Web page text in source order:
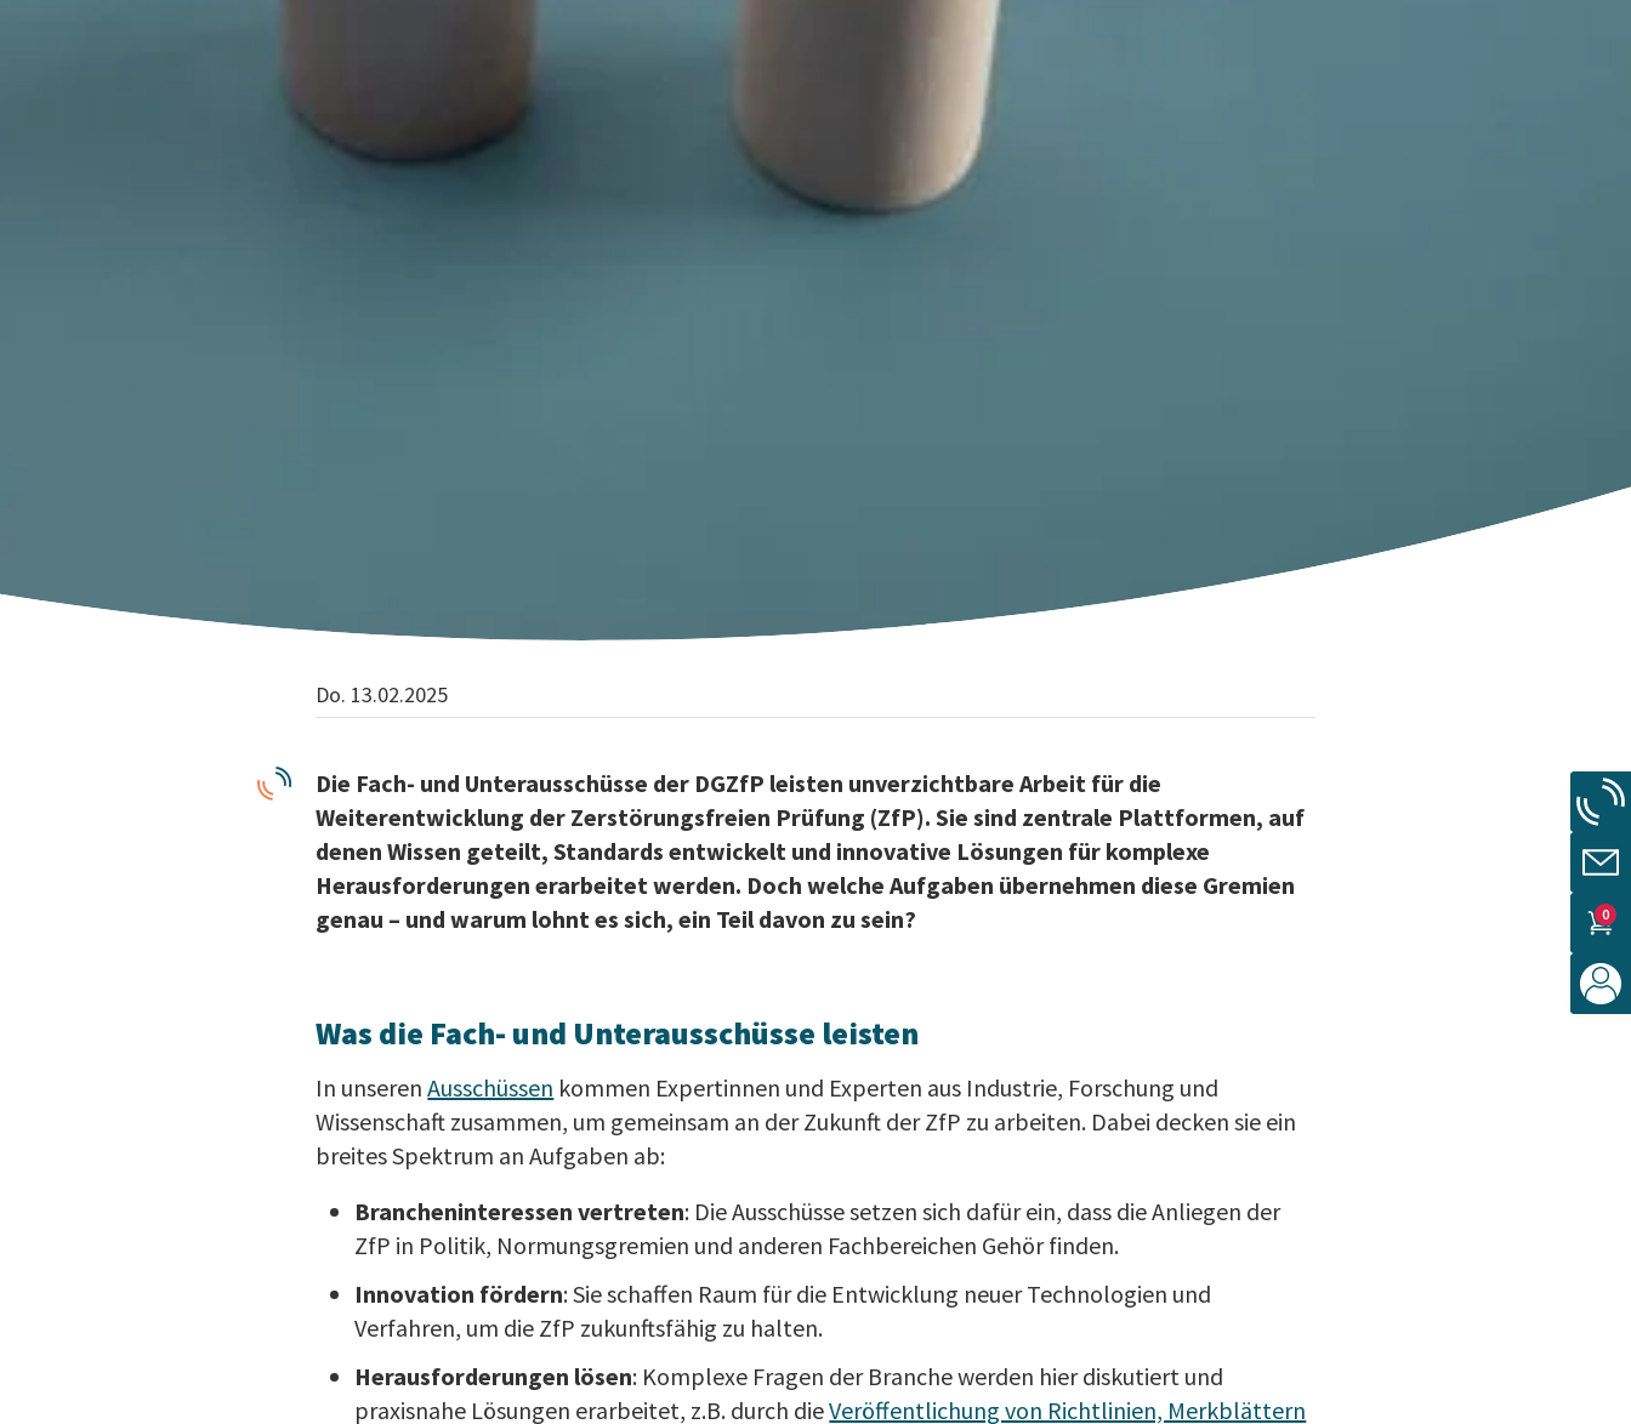
0
Do. 13.02.2025
Die Fach- und Unterausschüsse der DGZfP leisten unverzichtbare Arbeit für die
Weiterentwicklung der Zerstörungsfreien Prüfung (ZfP). Sie sind zentrale Plattformen, auf
denen Wissen geteilt, Standards entwickelt und innovative Lösungen für komplexe
Herausforderungen erarbeitet werden. Doch welche Aufgaben übernehmen diese Gremien
genau – und warum lohnt es sich, ein Teil davon zu sein?
Was die Fach- und Unterausschüsse leisten
In unserenAusschüssen kommen Expertinnen und Experten aus Industrie, Forschung und
Wissenschaft zusammen, um gemeinsam an der Zukunft der ZfP zu arbeiten. Dabei decken sie ein
breites Spektrum an Aufgaben ab:
Brancheninteressen vertreten: Die Ausschüsse setzen sich dafür ein, dass die Anliegen der
ZfP in Politik, Normungsgremien und anderen Fachbereichen Gehör finden.
Innovation fördern: Sie schaffen Raum für die Entwicklung neuer Technologien und
Verfahren, um die ZfP zukunftsfähig zu halten.
Herausforderungen lösen: Komplexe Fragen der Branche werden hier diskutiert und
praxisnahe Lösungen erarbeitet, z.B. durch dieVeröffentlichung von Richtlinien, Merkblättern